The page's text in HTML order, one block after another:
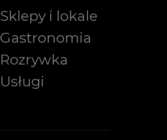
Sklepy i lokale
Gastronomia
Rozrywka
Usługi